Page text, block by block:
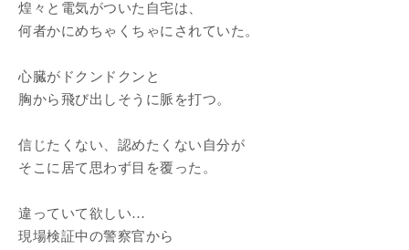
煌々と電気がついた自宅は、
何者かにめちゃくちゃにされていた。
心臓がドクンドクンと
胸から飛び出しそうに脈を打つ。
信じたくない、認めたくない自分が
そこに居て思わず目を覆った。
違っていて欲しい…
現場検証中の警察官から